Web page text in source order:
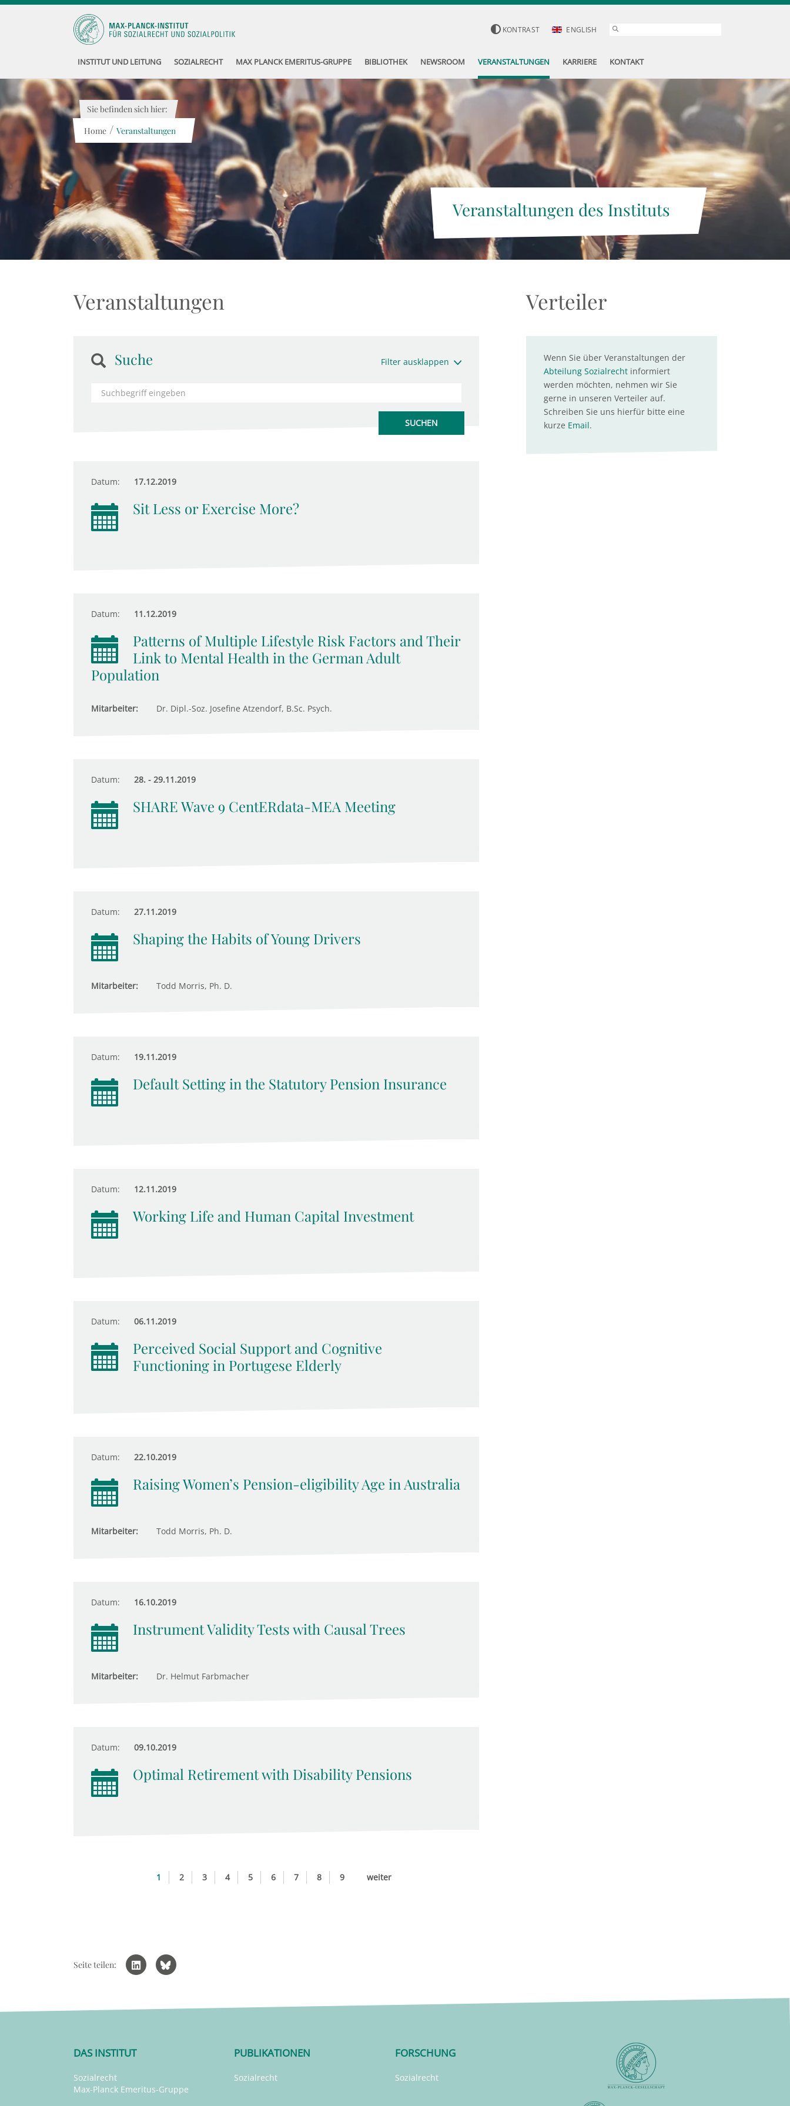
KONTRAST ENGLISH
INSTITUT UND LEITUNG SOZIALRECHT MAX PLANCK EMERITUS-GRUPPE BIBLIOTHEK NEWSROOM VERANSTALTUNGEN KARRIERE KONTAKT
Veranstaltungen des Instituts
Sie befinden sich hier:
Home / Veranstaltungen
Veranstaltungen
Suche Filter ausklappen
Datum: 17.12.2019
Sit Less or Exercise More?
Datum: 11.12.2019
Patterns of Multiple Lifestyle Risk Factors and Their
Link to Mental Health in the German Adult
Population
Mitarbeiter: Dr. Dipl.-Soz. Josefine Atzendorf, B.Sc. Psych.
Datum: 28. - 29.11.2019
SHARE Wave 9 CentERdata-MEA Meeting
Datum: 27.11.2019
Shaping the Habits of Young Drivers
Mitarbeiter: Todd Morris, Ph. D.
Datum: 19.11.2019
Default Setting in the Statutory Pension Insurance
Datum: 12.11.2019
Working Life and Human Capital Investment
Datum: 06.11.2019
Perceived Social Support and Cognitive
Functioning in Portugese Elderly
Datum: 22.10.2019
Raising Women’s Pension-eligibility Age in Australia
Mitarbeiter: Todd Morris, Ph. D.
Datum: 16.10.2019
Instrument Validity Tests with Causal Trees
Mitarbeiter: Dr. Helmut Farbmacher
Datum: 09.10.2019
Optimal Retirement with Disability Pensions
1 2 3 4 5 6 7 8 9 weiter
Verteiler
Wenn Sie über Veranstaltungen der
Abteilung Sozialrechtinformiert
werden möchten, nehmen wir Sie
gerne in unseren Verteiler auf.
Schreiben Sie uns hierfür bitte eine
kurze Email.
Seite teilen:
DAS INSTITUT
Sozialrecht
Max-Planck Emeritus-Gruppe
PUBLIKATIONEN
Sozialrecht
FORSCHUNG
Sozialrecht